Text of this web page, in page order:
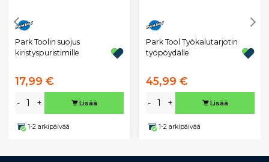
Park Toolin suojus
kiristyspuristimille
17,99 €
- + Lisää
1-2 arkipäivää
Park Tool Työkalutarjotin
työpöydälle
45,99 €
- + Lisää
1-2 arkipäivää